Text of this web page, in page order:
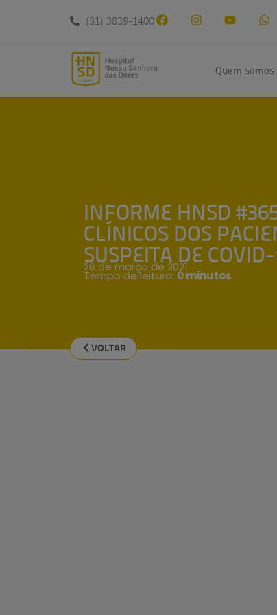
(31) 3839-1400
Quem somos
INFORME HNSD
CLÍNICOS DOS
SUSPEITA DE
26 de março de 2021
Tempo de leitura: 0 minutos
VOLTAR